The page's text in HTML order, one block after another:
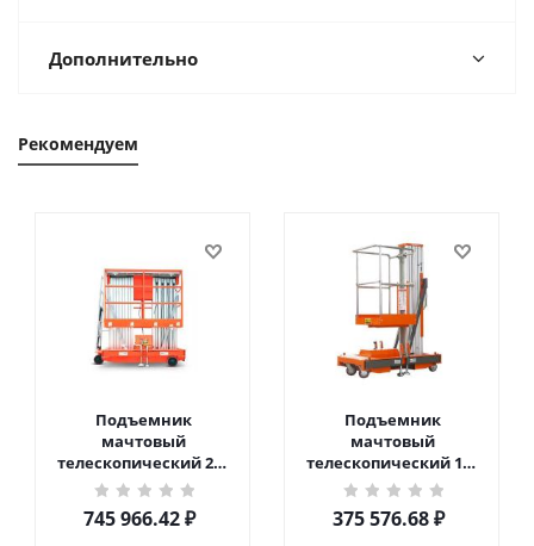
Дополнительно
Рекомендуем
Подъемник
мачтовый
телескопический 200
кг 10 м TOR GTWY10-
200S DC 2-мачтовый
(автономный) (N) в
745 966.42₽
Подъемник
мачтовый
телескопический 125
кг 6 м TOR GTWY6-100
DC 1-мачтовый
(автономный) (G) в
375 576.68₽